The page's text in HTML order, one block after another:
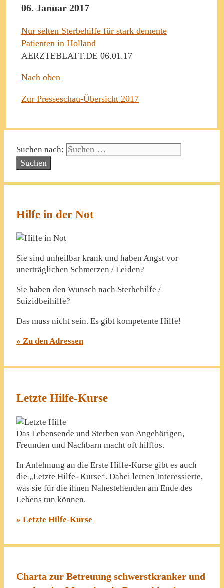
06. Januar 2017
Nur selten Sterbehilfe für stark demente
Patienten in Holland
AERZTEBLATT.DE 06.01.17
Nach oben
Zur Presseschau-Übersicht 2017
Suchen nach:
Hilfe in der Not
Sie sind unheilbar krank und haben Angst vor
unerträglichen Schmerzen / Leiden?
Sie haben den Wunsch nach Sterbehilfe /
Suizidbeihilfe?
Das muss nicht sein. Es gibt kompetente Hilfe!
» Zu den Adressen
Letzte Hilfe-Kurse
Das Lebensende und Sterben von Angehörigen,
Freunden und Nachbarn macht oft hilflos.
In Anlehnung an die Erste Hilfe-Kurse gibt es auch
die „Letzte Hilfe- Kurse“. Dabei lernen Interessierte,
was sie für die ihnen Nahestehenden am Ende des
Lebens tun können.
» Letzte Hilfe-Kurse
Charta zur Betreuung schwerstkranker und